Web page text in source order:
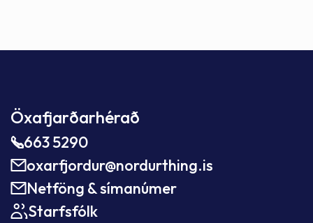
Öxafjarðarhérað
663 5290
oxarfjordur@nordurthing.is
Netföng & símanúmer
Starfsfólk